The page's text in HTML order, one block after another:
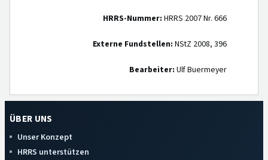
HRRS-Nummer: HRRS 2007 Nr. 666
Externe Fundstellen: NStZ 2008, 396
Bearbeiter: Ulf Buermeyer
ÜBER UNS
Unser Konzept
HRRS unterstützen